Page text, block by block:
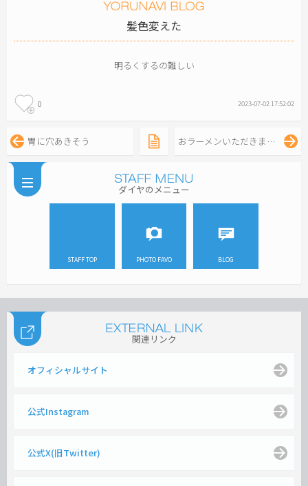
髪色変えた
明るくするの難しい
0 2023-07-02 17:52:02
胃に穴あきそう おラーメンいただきました！
ダイヤのメニュー
STAFF TOP PHOTO FAVO BLOG
関連リンク
オフィシャルサイト
公式Instagram
公式X(旧Twitter)